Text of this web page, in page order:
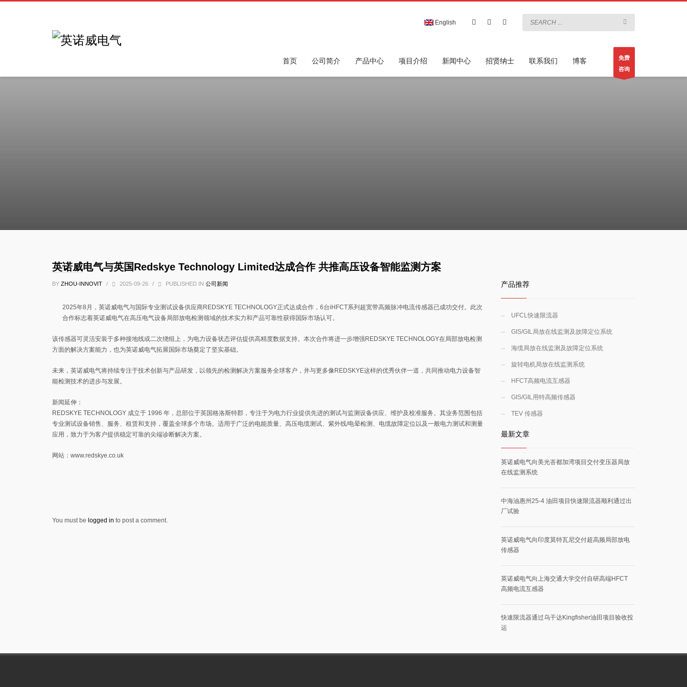
English
首页 公司简介 产品中心 项目介绍 新闻中心 招贤纳士 联系我们 博客
免费
咨询
英诺威电气与英国Redskye Technology Limited达成合作 共推高压设备智能监测方案
BY ZHOU-INNOVIT / 2025-09-26 / PUBLISHED IN 公司新闻
2025年8月，英诺威电气与国际专业测试设备供应商REDSKYE TECHNOLOGY正式达成合作，6台iHFCT系列超宽带高频脉冲电流传感器已成功交付。此次
合作标志着英诺威电气在高压电气设备局部放电检测领域的技术实力和产品可靠性获得国际市场认可。
该传感器可灵活安装于多种接地线或二次绕组上，为电力设备状态评估提供高精度数据支持。本次合作将进一步增强REDSKYE TECHNOLOGY在局部放电检测
方面的解决方案能力，也为英诺威电气拓展国际市场奠定了坚实基础。
未来，英诺威电气将持续专注于技术创新与产品研发，以领先的检测解决方案服务全球客户，并与更多像REDSKYE这样的优秀伙伴一道，共同推动电力设备智
能检测技术的进步与发展。
新闻延伸：
REDSKYE TECHNOLOGY 成立于 1996 年，总部位于英国格洛斯特郡，专注于为电力行业提供先进的测试与监测设备供应、维护及校准服务。其业务范围包括
专业测试设备销售、服务、租赁和支持，覆盖全球多个市场。适用于广泛的电能质量、高压电缆测试、紫外线/电晕检测、电缆故障定位以及一般电力测试和测量
应用，致力于为客户提供稳定可靠的尖端诊断解决方案。
网站：www.redskye.co.uk
You must be logged in to post a comment.
产品推荐
UFCL快速限流器
GIS/GIL局放在线监测及故障定位系统
海缆局放在线监测及故障定位系统
旋转电机局放在线监测系统
HFCT高频电流互感器
GIS/GIL用特高频传感器
TEV 传感器
最新文章
英诺威电气向美光峇都加湾项目交付变压器局放
在线监测系统
中海油惠州25-4 油田项目快速限流器顺利通过出
厂试验
英诺威电气向印度莫特瓦尼交付超高频局部放电
传感器
英诺威电气向上海交通大学交付自研高端HFCT
高频电流互感器
快速限流器通过乌干达Kingfisher油田项目验收投
运